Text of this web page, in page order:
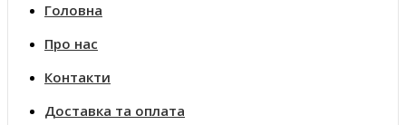
Головна
Про нас
Контакти
Доставка та оплата